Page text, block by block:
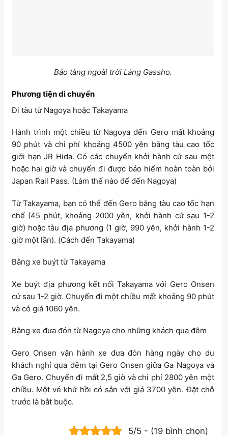
Bảo tàng ngoài trời Làng Gassho.
Phương tiện di chuyển
Đi tàu từ Nagoya hoặc Takayama
Hành trình một chiều từ Nagoya đến Gero mất khoảng
90 phút và chi phí khoảng 4500 yên bằng tàu cao tốc
giới hạn JR Hida. Có các chuyến khởi hành cứ sau một
hoặc hai giờ và chuyến đi được bảo hiểm hoàn toàn bởi
Japan Rail Pass. (Làm thế nào để đến Nagoya)
Từ Takayama, bạn có thể đến Gero bằng tàu cao tốc hạn
chế (45 phút, khoảng 2000 yên, khởi hành cứ sau 1-2
giờ) hoặc tàu địa phương (1 giờ, 990 yên, khởi hành 1-2
giờ một lần). (Cách đến Takayama)
Bằng xe buýt từ Takayama
Xe buýt địa phương kết nối Takayama với Gero Onsen
cứ sau 1-2 giờ. Chuyến đi một chiều mất khoảng 90 phút
và có giá 1060 yên.
Bằng xe đưa đón từ Nagoya cho những khách qua đêm
Gero Onsen vận hành xe đưa đón hàng ngày cho du
khách nghỉ qua đêm tại Gero Onsen giữa Ga Nagoya và
Ga Gero. Chuyến đi mất 2,5 giờ và chi phí 2800 yên một
chiều. Một vé khứ hồi có sẵn với giá 3700 yên. Đặt chỗ
trước là bắt buộc.
5/5 - (19 bình chọn)